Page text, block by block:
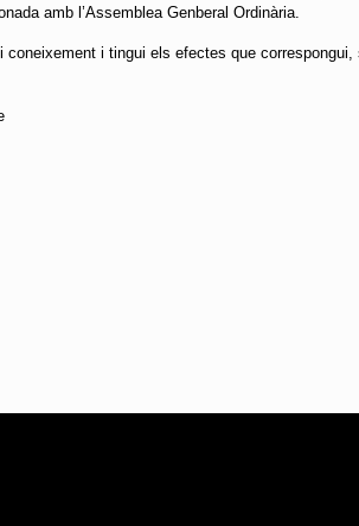
amb l’Assemblea Genberal Ordinària.
coneixement i tingui els efectes que